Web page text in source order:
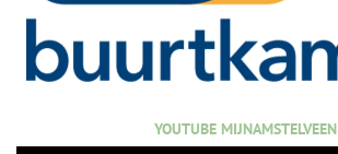
YOUTUBE MIJNAMSTELVEEN